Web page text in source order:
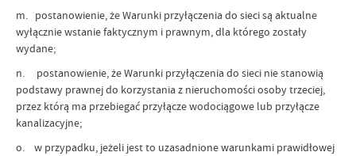
m. postanowienie, że Warunki przyłączenia do sieci są aktualne
wyłącznie wstanie faktycznym i prawnym, dla którego zostały
wydane;
n. postanowienie, że Warunki przyłączenia do sieci nie stanowią
podstawy prawnej do korzystania z nieruchomości osoby trzeciej,
przez którą ma przebiegać przyłącze wodociągowe lub przyłącze
kanalizacyjne;
o. w przypadku, jeżeli jest to uzasadnione warunkami prawidłowej